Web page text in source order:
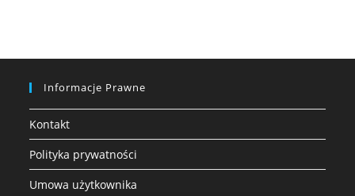
Informacje Prawne
Kontakt
Polityka prywatności
Umowa użytkownika